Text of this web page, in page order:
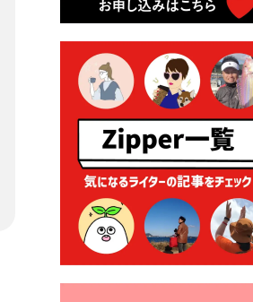
実施について
2026年7月9日 農地法等に係
る各種申請に係る登記事項証
明書の添付省略について
2026年7月9日 廃食用油の回
収
2026年7月7日 「おゆずりコ
ーナー」について
2026年7月1日 豊前市民プール
一般開放